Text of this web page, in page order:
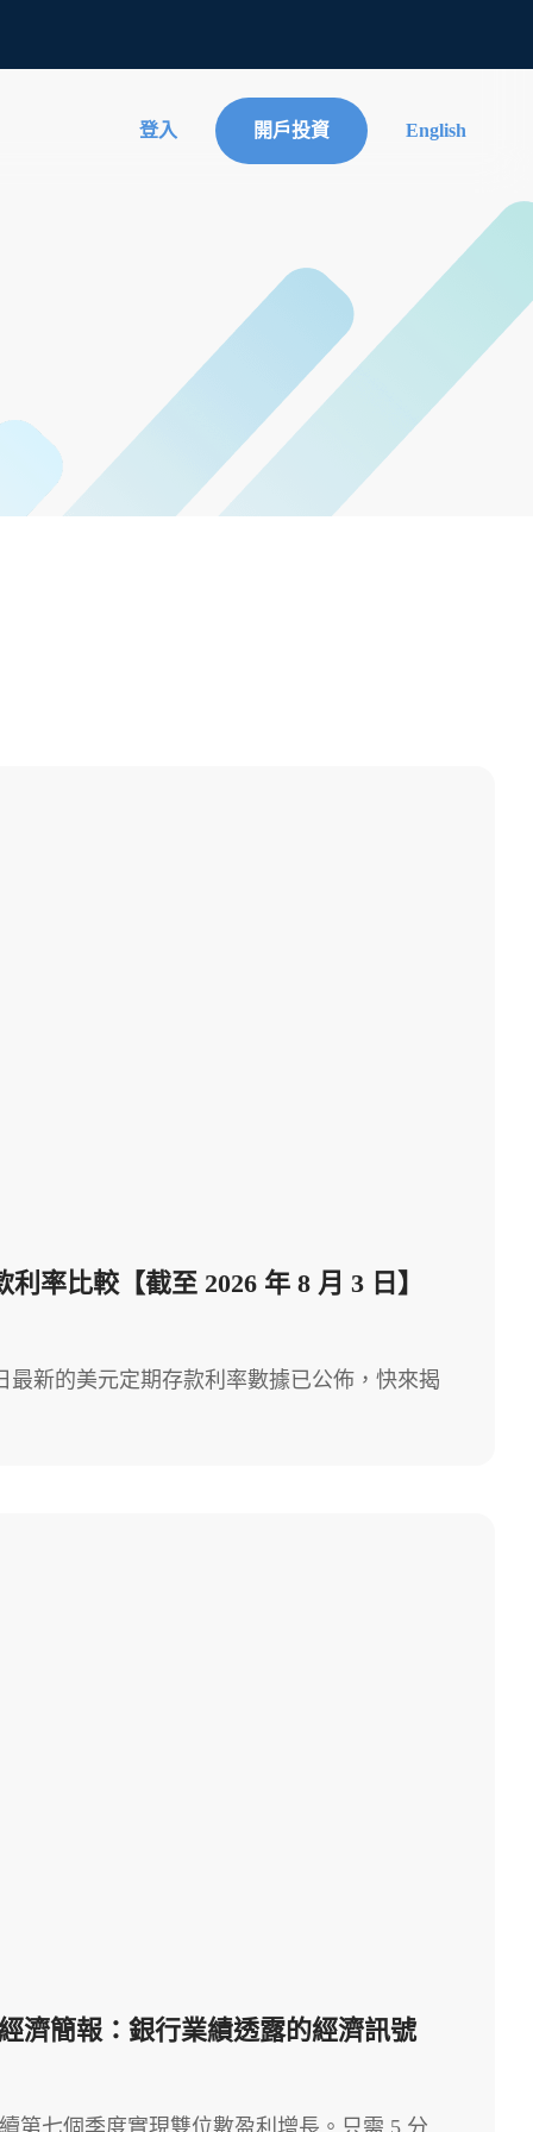
登入 開戶投資 English
率比較【截至 2026 年 8 月 3 日】
最新的美元定期存款利率數據已公佈，快來揭
濟簡報：銀行業績透露的經濟訊號
第七個季度實現雙位數盈利增長。只需 5 分